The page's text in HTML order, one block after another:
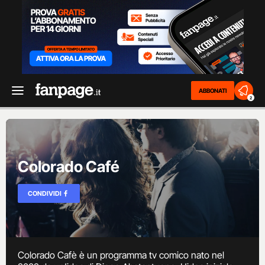
ABBONATI
2
Colorado Café
CONDIVIDI
Colorado Cafè è un programma tv comico nato nel